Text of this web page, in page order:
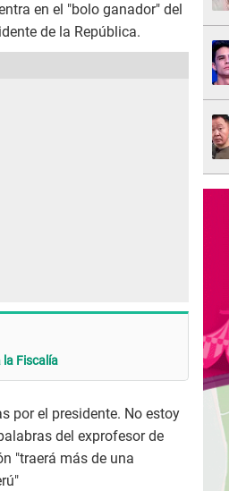
en el "bolo ganador" del
de la República.
la Fiscalía
por el presidente. No estoy
del exprofesor de
"traerá más de una